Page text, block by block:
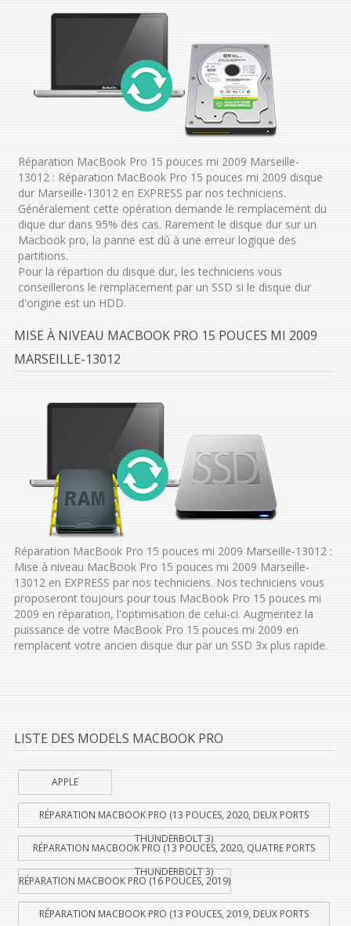
Réparation MacBook Pro 15 pouces mi 2009 Marseille-
13012 : Réparation MacBook Pro 15 pouces mi 2009 disque
dur Marseille-13012 en EXPRESS par nos techniciens.
Généralement cette opération demande le remplacement du
dique dur dans 95% des cas. Rarement le disque dur sur un
Macbook pro, la panne est dû à une erreur logique des
partitions.
Pour la répartion du disque dur, les techniciens vous
conseillerons le remplacement par un SSD si le disque dur
d'origine est un HDD.
MISE À NIVEAU MACBOOK PRO 15 POUCES MI 2009
MARSEILLE-13012
Réparation MacBook Pro 15 pouces mi 2009 Marseille-13012 :
Mise à niveau MacBook Pro 15 pouces mi 2009 Marseille-
13012 en EXPRESS par nos techniciens. Nos techniciens vous
proposeront toujours pour tous MacBook Pro 15 pouces mi
2009 en réparation, l'optimisation de celui-ci. Augmentez la
puissance de votre MacBook Pro 15 pouces mi 2009 en
remplacent votre ancien disque dur par un SSD 3x plus rapide.
LISTE DES MODELS MACBOOK PRO
APPLE
RÉPARATION MACBOOK PRO (13 POUCES, 2020, DEUX PORTS
THUNDERBOLT 3)
RÉPARATION MACBOOK PRO (13 POUCES, 2020, QUATRE PORTS
THUNDERBOLT 3)
RÉPARATION MACBOOK PRO (16 POUCES, 2019)
RÉPARATION MACBOOK PRO (13 POUCES, 2019, DEUX PORTS